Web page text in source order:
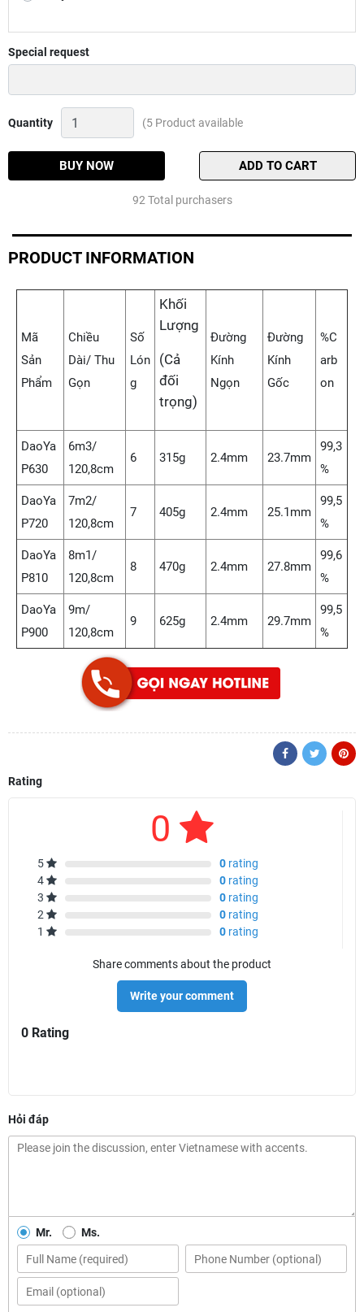
Special request
Quantity
Cần
Câu
Shimano
(5 Product available
BUY NOW ADD TO CART
92 Total purchasers
PRODUCT INFORMATION
Mã
Sản
Phẩm
Chiều
Dài/ Thu
Gọn
Số
Lón
g
Khối
Lượng
(Cả
đối
trọng)
Đường
Kính
Ngọn
Đường
Kính
Gốc
%C
arb
on
DaoYa
P630
6m3/
120,8cm
6 315g 2.4mm 23.7mm
99,3
%
DaoYa
P720
7m2/
120,8cm
7 405g 2.4mm 25.1mm
99,5
%
DaoYa
P810
8m1/
120,8cm
8 470g 2.4mm 27.8mm
99,6
%
DaoYa
P900
9m/
120,8cm
9 625g 2.4mm 29.7mm
99,5
%
Rating
0
5 0 rating
4
0 rating
3
0 rating
2
0 rating
1
0 rating
Share comments about the product
Write your comment
0 Rating
Hỏi đáp
Mr. Ms.